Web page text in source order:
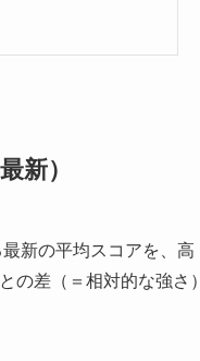
新）
新の平均スコアを、高
の差（＝相対的な強さ）